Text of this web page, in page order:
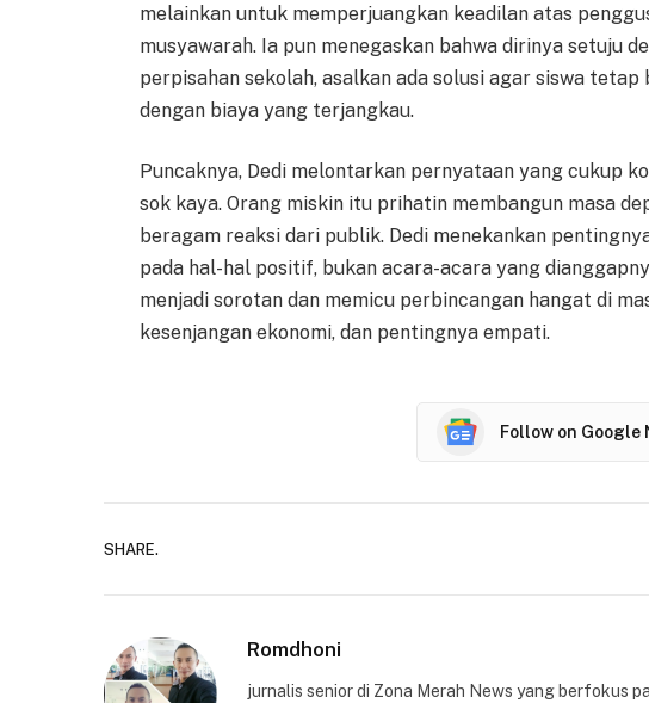
melainkan untuk memperjuangkan keadilan atas
musyawarah. Ia pun menegaskan bahwa dirinya setuju
perpisahan sekolah, asalkan ada solusi agar siswa
dengan biaya yang terjangkau.
Puncaknya, Dedi melontarkan pernyataan yang cukup
sok kaya. Orang miskin itu prihatin membangun masa
beragam reaksi dari publik. Dedi menekankan
pada hal-hal positif, bukan acara-acara yang
menjadi sorotan dan memicu perbincangan hangat di
kesenjangan ekonomi, dan pentingnya empati.
Follow on Google
SHARE.
Romdhoni
jurnalis senior di Zona Merah News yang berfokus